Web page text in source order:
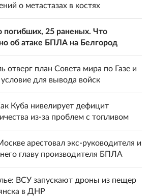
о метастазах в костях
погибших, 25 раненых. Что
об атаке БПЛА на Белгород
отверг план Совета мира по Газе и
условие для вывода войск
Куба нивелирует дефицит
из-за проблем с топливом
арестовал экс-руководителя и
главу производителя БПЛА
ВСУ запускают дроны из пещер
в ДНР